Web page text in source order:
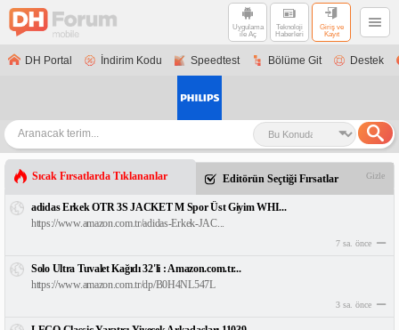
Uygulama
ile Aç
Teknoloji
Haberleri
Giriş ve
Kayıt
DH Portal İndirim Kodu Speedtest Bölüme Git Destek
Sıcak Fırsatlarda Tıklananlar Editörün Seçtiği Fırsatlar Gizle
adidas Erkek OTR 3S JACKET M Spor Üst Giyim WHI...
https://www.amazon.com.tr/adidas-Erkek-JAC...
7 sa. önce
Solo Ultra Tuvalet Kağıdı 32'li : Amazon.com.tr...
https://www.amazon.com.tr/dp/B0H4NL547L
3 sa. önce